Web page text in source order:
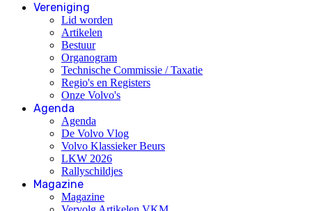
Vereniging
Lid worden
Artikelen
Bestuur
Organogram
Technische Commissie / Taxatie
Regio's en Registers
Onze Volvo's
Agenda
Agenda
De Volvo Vlog
Volvo Klassieker Beurs
LKW 2026
Rallyschildjes
Magazine
Magazine